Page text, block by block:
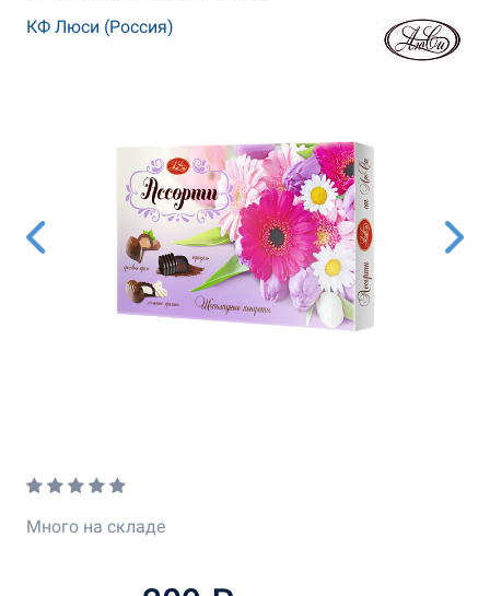
КФ Люси (Россия)
Много на складе